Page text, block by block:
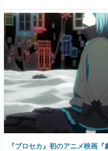
『プロセカ』初のアニメ映画